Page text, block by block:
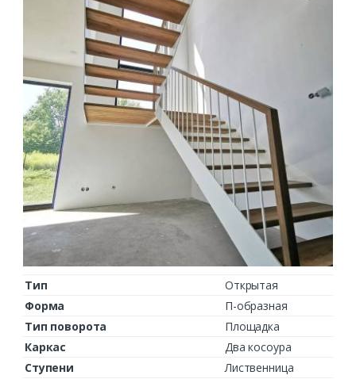
Тип
Открытая
Форма
П-образная
Тип поворота
Площадка
Каркас
Два косоура
Ступени
Лиственница